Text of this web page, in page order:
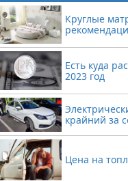
Круглые
Есть куда
2023 год
крайний за
Цена на